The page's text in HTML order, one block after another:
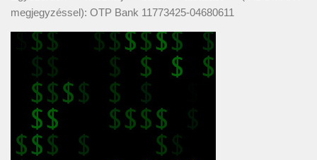
megjegyzéssel): OTP Bank 11773425-04680611